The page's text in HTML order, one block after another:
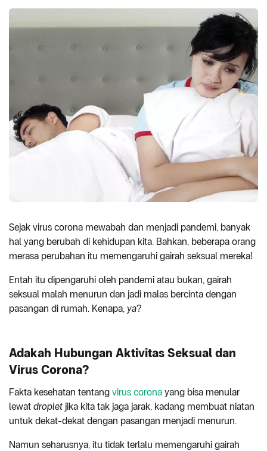
Sejak virus corona mewabah dan menjadi pandemi, banyak
hal yang berubah di kehidupan kita. Bahkan, beberapa orang
merasa perubahan itu memengaruhi gairah seksual mereka!
Entah itu dipengaruhi oleh pandemi atau bukan, gairah
seksual malah menurun dan jadi malas bercinta dengan
pasangan di rumah. Kenapa, ya?
Adakah Hubungan Aktivitas Seksual dan
Virus Corona?
Fakta kesehatan tentang virus corona yang bisa menular
lewat droplet jika kita tak jaga jarak, kadang membuat niatan
untuk dekat-dekat dengan pasangan menjadi menurun.
Namun seharusnya, itu tidak terlalu memengaruhi gairah